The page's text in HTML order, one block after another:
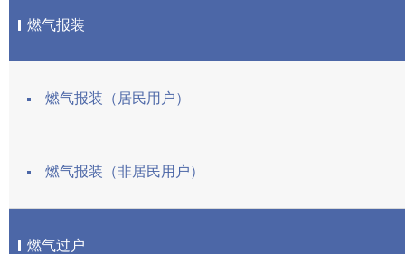
燃气报装
燃气报装（居民用户）
燃气报装（非居民用户）
燃气过户